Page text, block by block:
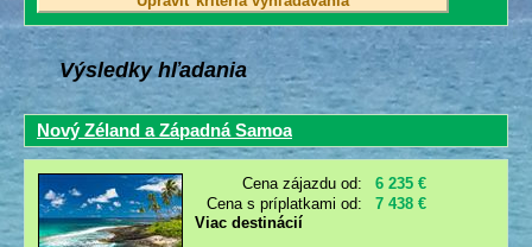
Výsledky hľadania
Nový Zéland a Západná Samoa
Cena zájazdu od:
6 235 €
Cena s príplatkami od:
7 438 €
Viac destinácií